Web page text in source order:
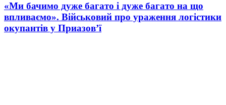
«Ми бачимо дуже багато і дуже багато на що
впливаємо». Військовий про ураження логістики
окупантів у Приазов’ї